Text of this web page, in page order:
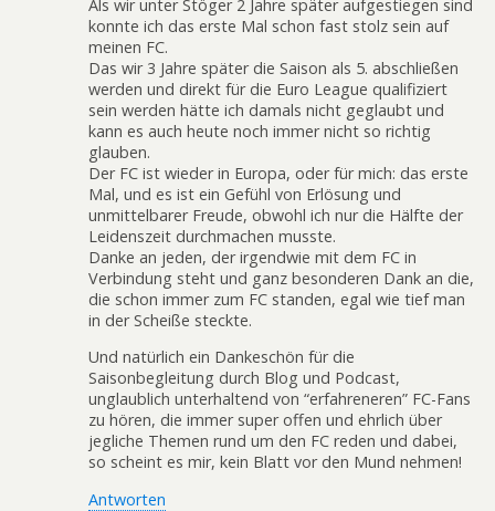
Als wir unter Stöger 2 Jahre später aufgestiegen sind
konnte ich das erste Mal schon fast stolz sein auf
meinen FC.
Das wir 3 Jahre später die Saison als 5. abschließen
werden und direkt für die Euro League qualifiziert
sein werden hätte ich damals nicht geglaubt und
kann es auch heute noch immer nicht so richtig
glauben.
Der FC ist wieder in Europa, oder für mich: das erste
Mal, und es ist ein Gefühl von Erlösung und
unmittelbarer Freude, obwohl ich nur die Hälfte der
Leidenszeit durchmachen musste.
Danke an jeden, der irgendwie mit dem FC in
Verbindung steht und ganz besonderen Dank an die,
die schon immer zum FC standen, egal wie tief man
in der Scheiße steckte.
Und natürlich ein Dankeschön für die
Saisonbegleitung durch Blog und Podcast,
unglaublich unterhaltend von “erfahreneren” FC-Fans
zu hören, die immer super offen und ehrlich über
jegliche Themen rund um den FC reden und dabei,
so scheint es mir, kein Blatt vor den Mund nehmen!
Antworten